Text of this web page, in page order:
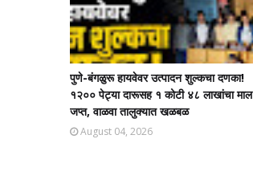
पुणे-बंगळुरू हायवेवर उत्पादन शुल्कचा दणका!
१२०० पेट्या दारूसह १ कोटी ४८ लाखांचा माल
जप्त, वाळवा तालुक्यात खळबळ
August 04, 2026